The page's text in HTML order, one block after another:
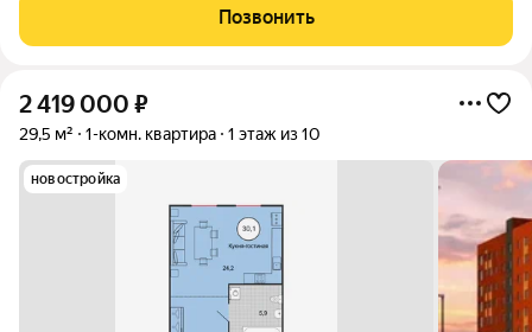
Позвонить
2 419 000 ₽
29,5 м² 1-комн. квартира 1 этаж из 10
новостройка